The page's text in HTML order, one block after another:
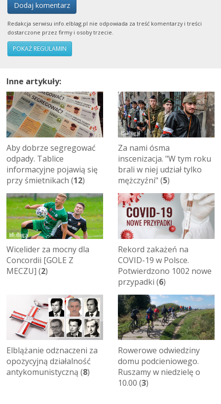
Dodaj komentarz
Redakcja serwisu info.elblag.pl nie odpowiada za treść komentarzy i treści
dostarczone przez firmy i osoby trzecie.
POKAŻ REGULAMIN
Inne artykuły:
Aby dobrze segregować
odpady. Tablice
informacyjne pojawią się
przy śmietnikach (12)
Za nami ósma
inscenizacja. "W tym roku
brali w niej udział tylko
mężczyźni" (5)
Wicelider za mocny dla
Concordii [GOLE Z
MECZU] (2)
Rekord zakażeń na
COVID-19 w Polsce.
Potwierdzono 1002 nowe
przypadki (6)
Elblążanie odznaczeni za
opozycyjną działalność
antykomunistyczną (8)
Rowerowe odwiedziny
domu podcieniowego.
Ruszamy w niedzielę o
10.00 (3)